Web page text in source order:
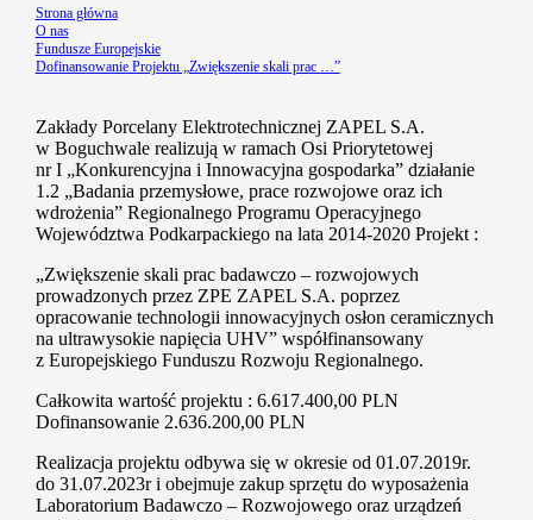
Strona główna
O nas
Fundusze Europejskie
Dofinansowanie Projektu „Zwiększenie skali prac …”
Zakłady Porcelany Elektrotechnicznej ZAPEL S.A.
w Boguchwale realizują w ramach Osi Priorytetowej
nr I „Konkurencyjna i Innowacyjna gospodarka” działanie
1.2 „Badania przemysłowe, prace rozwojowe oraz ich
wdrożenia” Regionalnego Programu Operacyjnego
Województwa Podkarpackiego na lata 2014-2020 Projekt :
„Zwiększenie skali prac badawczo – rozwojowych
prowadzonych przez ZPE ZAPEL S.A. poprzez
opracowanie technologii innowacyjnych osłon ceramicznych
na ultrawysokie napięcia UHV” współfinansowany
z Europejskiego Funduszu Rozwoju Regionalnego.
Całkowita wartość projektu : 6.617.400,00 PLN
Dofinansowanie 2.636.200,00 PLN
Realizacja projektu odbywa się w okresie od 01.07.2019r.
do 31.07.2023r i obejmuje zakup sprzętu do wyposażenia
Laboratorium Badawczo – Rozwojowego oraz urządzeń